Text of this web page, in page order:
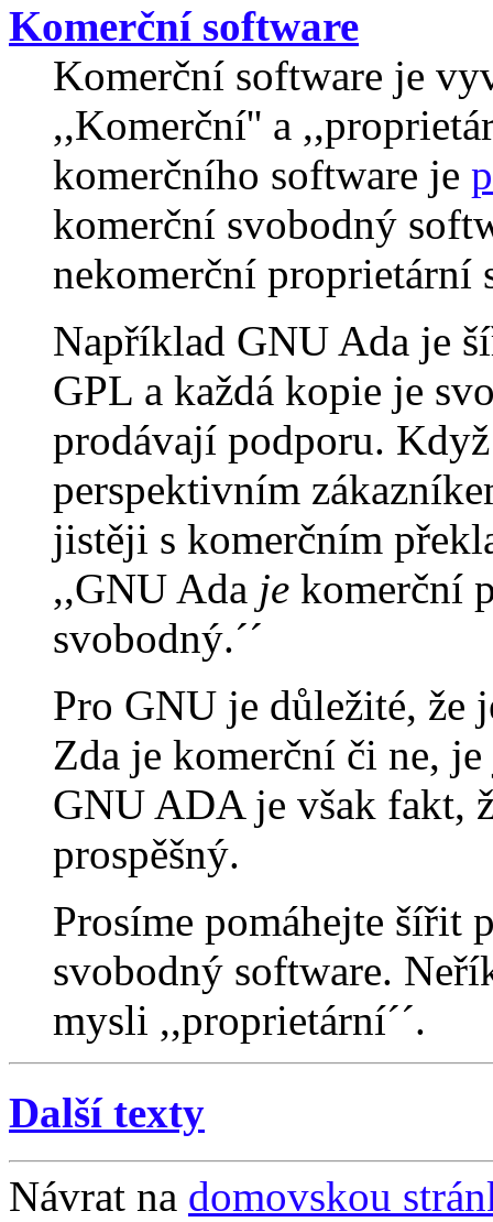
Komerční software
Komerční software je
,,Komerční'' a
komerčního software je
komerční svobodný
nekomerční proprietární
Například GNU Ada je
GPL a každá kopie je
prodávají podporu.
perspektivním
jistěji s komerčním
,,GNU Ada je komerční
svobodný.´´
Pro GNU je důležité, že
Zda je komerční či ne,
GNU ADA je však fakt,
prospěšný.
Prosíme pomáhejte šířit
svobodný software.
mysli ,,proprietární´´.
Další texty
Návrat na domovskou